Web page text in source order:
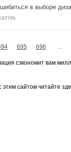
в выборе
695 696 ...
сэкономит вам
этим сайтом читайте